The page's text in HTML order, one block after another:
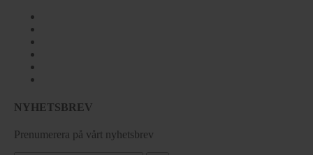
NYHETSBREV
Prenumerera på vårt nyhetsbrev